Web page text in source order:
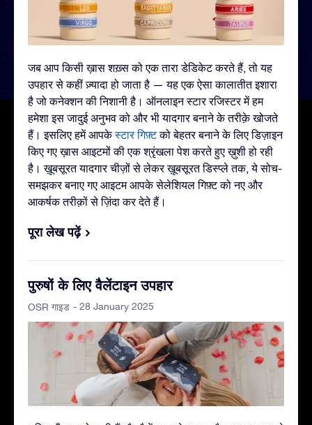
जब आप किसी ख़ास शख़्स को एक तारा डेडिकेट करते हैं, तो यह
उपहार से कहीं ज़्यादा हो जाता है — यह एक ऐसा कालातीत इशारा
है जो कनेक्शन की निशानी है। ऑनलाइन स्टार रजिस्टर में हम
हमेशा इस जादुई अनुभव को और भी यादगार बनाने के तरीक़े खोजते
हैं। इसलिए हमें आपकेस्टार गिफ़्टको बेहतर बनाने के लिए डिज़ाइन
किए गए ख़ास आइटमों की एक श्रृंखला पेश करते हुए ख़ुशी हो रही
है। ख़ूबसूरत यादगार चीज़ों से लेकर ख़ूबसूरत डिस्प्ले तक, ये सोच-
समझकर बनाए गए आइटम आपके सेलेशियल गिफ़्ट को नए और
आकर्षक तरीक़ों से ज़िंदा कर देते हैं।
पूरा लेख पढ़ें
पुरुषों के लिए वैलेंटाइन उपहार
OSR गाइड - 28 January 2025